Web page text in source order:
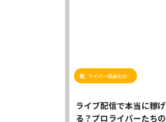
ライバー収益化の…
ライブ配信で本当に稼げ
る？プロライバーたちの